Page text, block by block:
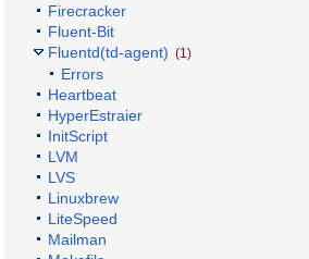
Firecracker
Fluent-Bit
Fluentd(td-agent) (1)
Errors
Heartbeat
HyperEstraier
InitScript
LVM
LVS
Linuxbrew
LiteSpeed
Mailman